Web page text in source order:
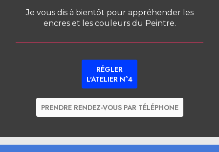
Je vous dis à bientôt pour appréhender les
encres et les couleurs du Peintre.
RÉGLER
L'ATELIER N°4
PRENDRE RENDEZ-VOUS PAR TÉLÉPHONE